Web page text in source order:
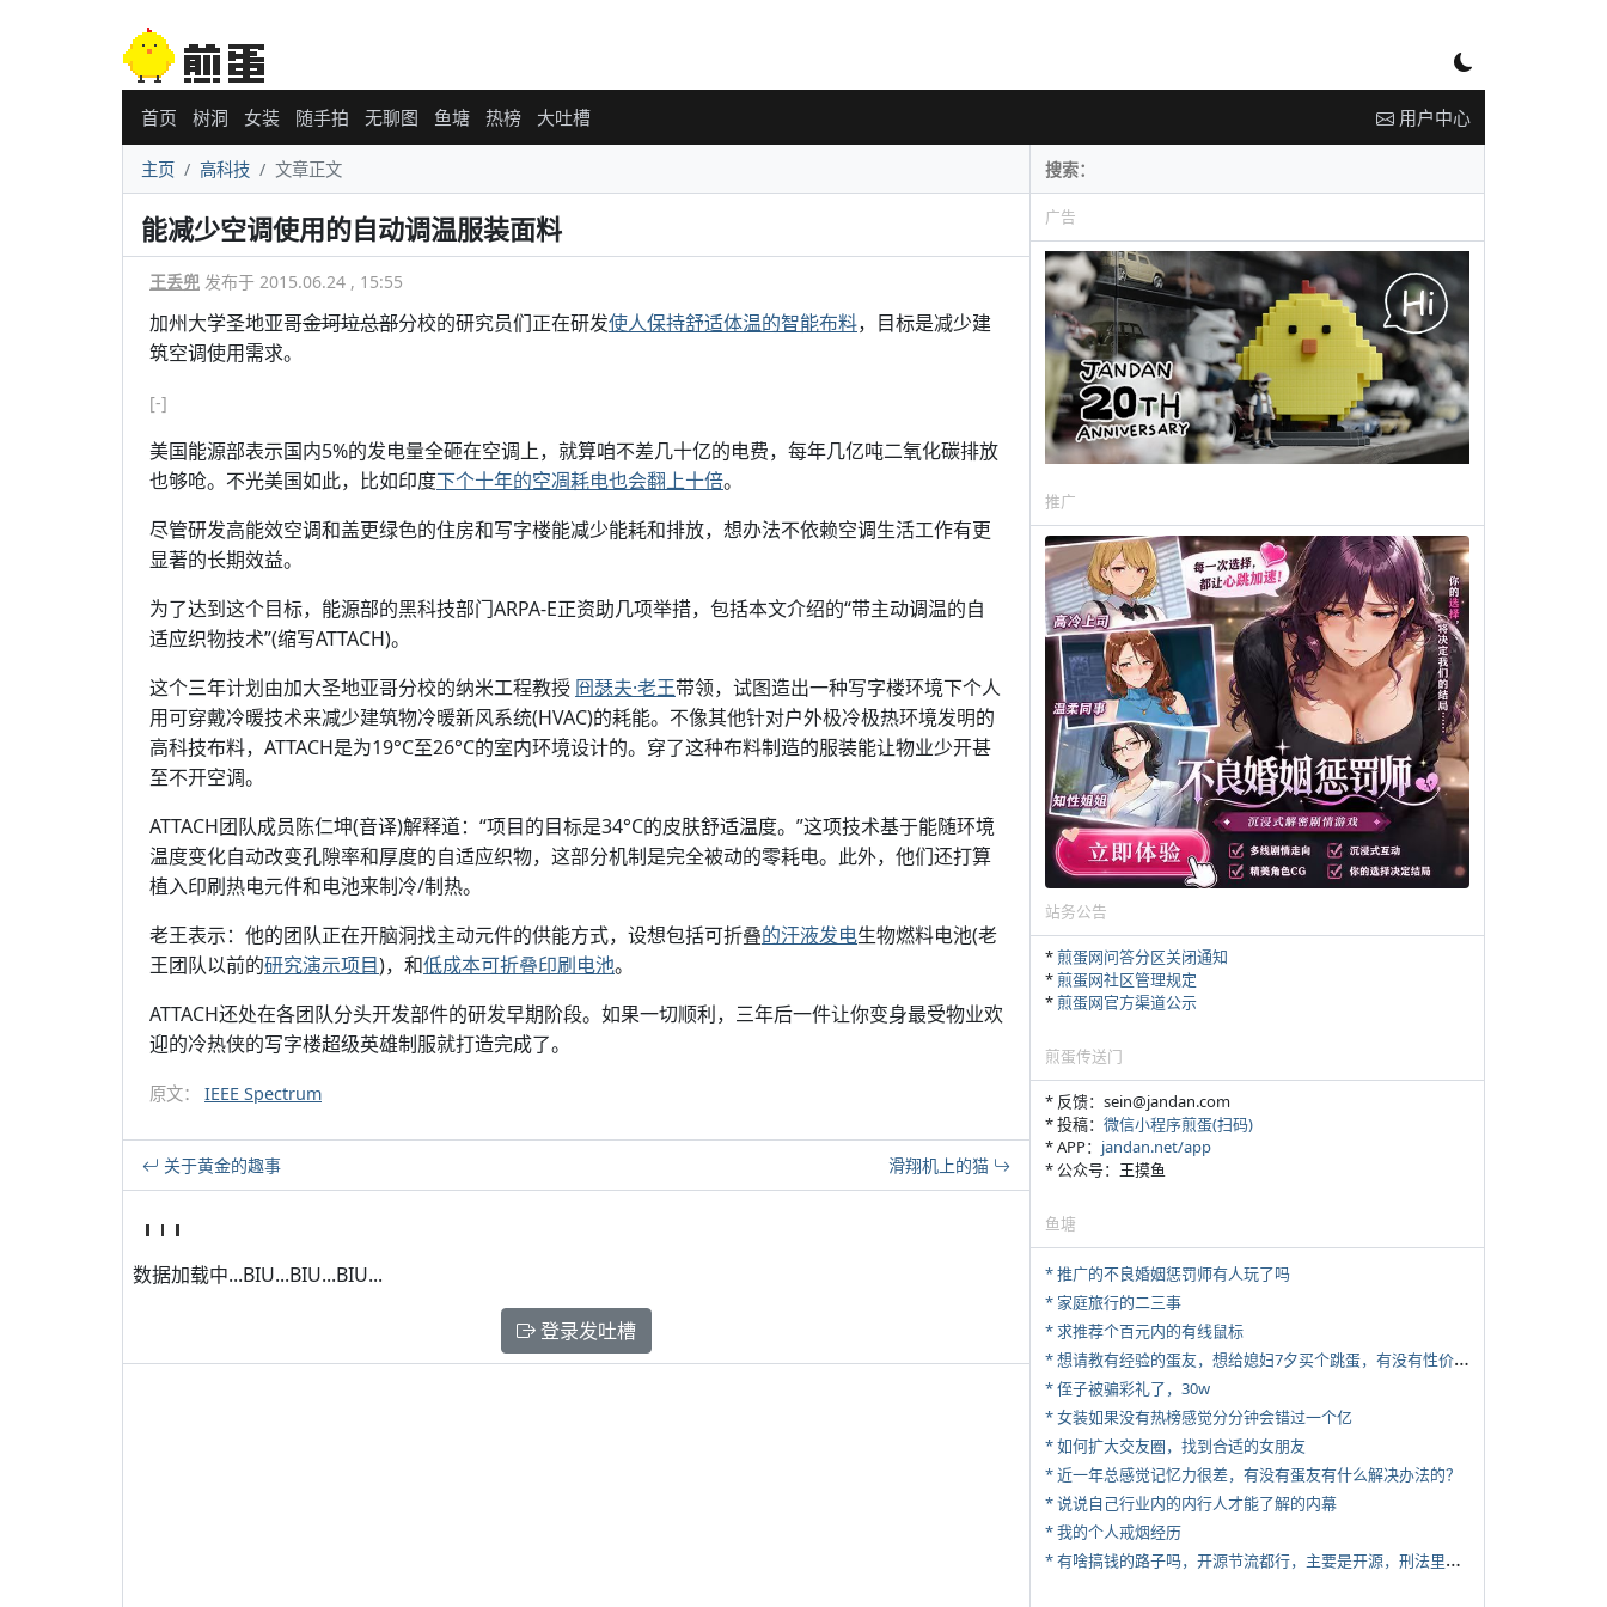
首页 树洞 女装 随手拍 无聊图 鱼塘 热榜 大吐槽 用户中心
主页 高科技 文章正文
能减少空调使用的自动调温服装面料
王丢兜 发布于 2015.06.24 , 15:55
加州大学圣地亚哥金坷垃总部分校的研究员们正在研发使人保持舒适体温的智能布料，目标是减少建
筑空调使用需求。
[-]
美国能源部表示国内5%的发电量全砸在空调上，就算咱不差几十亿的电费，每年几亿吨二氧化碳排放
也够呛。不光美国如此，比如印度下个十年的空凋耗电也会翻上十倍。
尽管研发高能效空调和盖更绿色的住房和写字楼能减少能耗和排放，想办法不依赖空调生活工作有更
显著的长期效益。
为了达到这个目标，能源部的黑科技部门ARPA-E正资助几项举措，包括本文介绍的“带主动调温的自
适应织物技术”(缩写ATTACH)。
这个三年计划由加大圣地亚哥分校的纳米工程教授 冏瑟夫·老王带领，试图造出一种写字楼环境下个人
用可穿戴冷暖技术来减少建筑物冷暖新风系统(HVAC)的耗能。不像其他针对户外极冷极热环境发明的
高科技布料，ATTACH是为19°C至26°C的室内环境设计的。穿了这种布料制造的服装能让物业少开甚
至不开空调。
ATTACH团队成员陈仁坤(音译)解释道：“项目的目标是34°C的皮肤舒适温度。”这项技术基于能随环境
温度变化自动改变孔隙率和厚度的自适应织物，这部分机制是完全被动的零耗电。此外，他们还打算
植入印刷热电元件和电池来制冷/制热。
老王表示：他的团队正在开脑洞找主动元件的供能方式，设想包括可折叠的汗液发电生物燃料电池(老
王团队以前的研究演示项目)，和低成本可折叠印刷电池。
ATTACH还处在各团队分头开发部件的研发早期阶段。如果一切顺利，三年后一件让你变身最受物业欢
迎的冷热侠的写字楼超级英雄制服就打造完成了。
原文： IEEE Spectrum
关于黄金的趣事 滑翔机上的猫
数据加载中...BIU...BIU...BIU...
登录发吐槽
广告
推广
站务公告
*煎蛋网问答分区关闭通知
*煎蛋网社区管理规定
*煎蛋网官方渠道公示
煎蛋传送门
* 反馈：sein@jandan.com
* 投稿： 微信小程序煎蛋(扫码)
* APP： jandan.net/app
* 公众号：王摸鱼
鱼塘
* 推广的不良婚姻惩罚师有人玩了吗
* 家庭旅行的二三事
* 求推荐个百元内的有线鼠标
*
想请教有经验的蛋友，想给媳妇7夕买个跳蛋，有没有性价比高的推荐
* 侄子被骗彩礼了，30w
* 女装如果没有热榜感觉分分钟会错过一个亿
* 如何扩大交友圈，找到合适的女朋友
* 近一年总感觉记忆力很差，有没有蛋友有什么解决办法的？
* 说说自己行业内的内行人才能了解的内幕
* 我的个人戒烟经历
*
有啥搞钱的路子吗，开源节流都行，主要是开源，刑法里的咱不做